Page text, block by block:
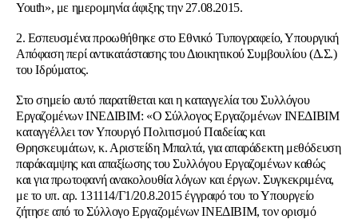
Youth», με ημερομηνία άφιξης την 27.08.2015.
2. Εσπευσμένα προωθήθηκε στο Εθνικό Τυπογραφείο, Υπουργική
Απόφαση περί αντικατάστασης του Διοικητικού Συμβουλίου (Δ.Σ.)
του Ιδρύματος.
Στο σημείο αυτό παρατίθεται και η καταγγελία του Συλλόγου
Εργαζομένων ΙΝΕΔΙΒΙΜ: «Ο Σύλλογος Εργαζομένων ΙΝΕΔΙΒΙΜ
καταγγέλλει τον Υπουργό Πολιτισμού Παιδείας και
Θρησκευμάτων, κ. Αριστείδη Μπαλτά, για απαράδεκτη μεθόδευση
παράκαμψης και απαξίωσης του Συλλόγου Εργαζομένων καθώς
και για πρωτοφανή ανακολουθία λόγων και έργων. Συγκεκριμένα,
με το υπ. αρ. 131114/Γ1/20.8.2015 έγγραφό του το Υπουργείο
ζήτησε από το Σύλλογο Εργαζομένων ΙΝΕΔΙΒΙΜ, τον ορισμό